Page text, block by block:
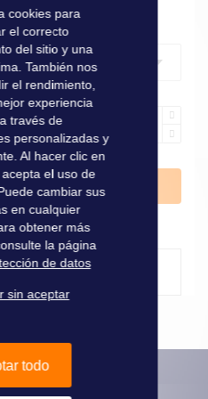
al carrito
cookies para
el correcto
del sitio y una
También nos
el rendimiento,
experiencia
través de
personalizadas y
Al hacer clic en
el uso de
cambiar sus
en cualquier
obtener más
la página
de datos
sin aceptar
todo